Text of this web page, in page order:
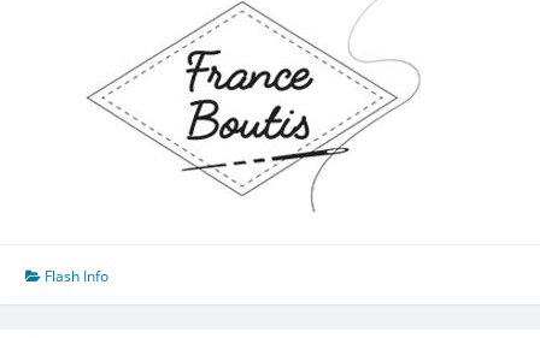
Flash Info